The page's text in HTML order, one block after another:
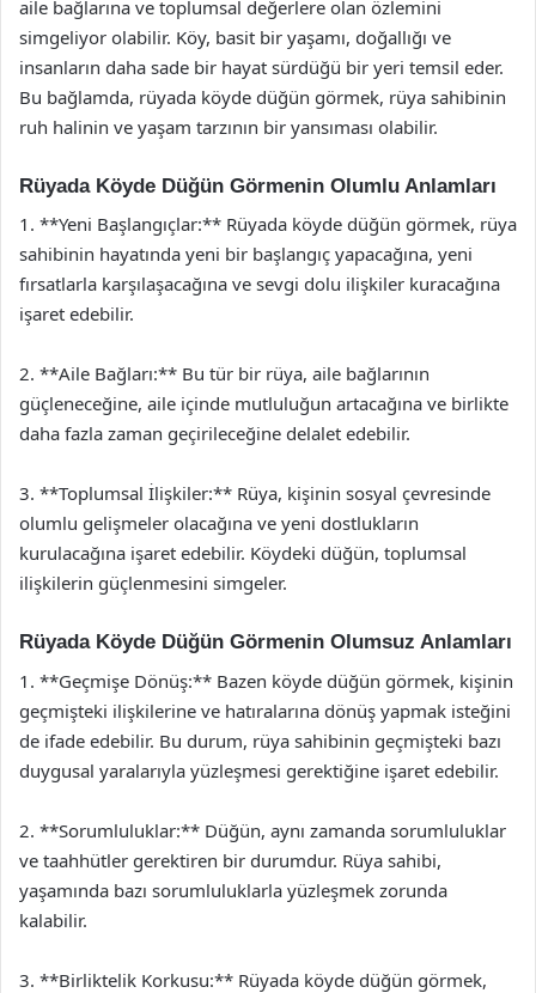
aile bağlarına ve toplumsal değerlere olan özlemini
simgeliyor olabilir. Köy, basit bir yaşamı, doğallığı ve
insanların daha sade bir hayat sürdüğü bir yeri temsil eder.
Bu bağlamda, rüyada köyde düğün görmek, rüya sahibinin
ruh halinin ve yaşam tarzının bir yansıması olabilir.
Rüyada Köyde Düğün Görmenin Olumlu Anlamları
1. **Yeni Başlangıçlar:** Rüyada köyde düğün görmek, rüya
sahibinin hayatında yeni bir başlangıç yapacağına, yeni
fırsatlarla karşılaşacağına ve sevgi dolu ilişkiler kuracağına
işaret edebilir.
2. **Aile Bağları:** Bu tür bir rüya, aile bağlarının
güçleneceğine, aile içinde mutluluğun artacağına ve birlikte
daha fazla zaman geçirileceğine delalet edebilir.
3. **Toplumsal İlişkiler:** Rüya, kişinin sosyal çevresinde
olumlu gelişmeler olacağına ve yeni dostlukların
kurulacağına işaret edebilir. Köydeki düğün, toplumsal
ilişkilerin güçlenmesini simgeler.
Rüyada Köyde Düğün Görmenin Olumsuz Anlamları
1. **Geçmişe Dönüş:** Bazen köyde düğün görmek, kişinin
geçmişteki ilişkilerine ve hatıralarına dönüş yapmak isteğini
de ifade edebilir. Bu durum, rüya sahibinin geçmişteki bazı
duygusal yaralarıyla yüzleşmesi gerektiğine işaret edebilir.
2. **Sorumluluklar:** Düğün, aynı zamanda sorumluluklar
ve taahhütler gerektiren bir durumdur. Rüya sahibi,
yaşamında bazı sorumluluklarla yüzleşmek zorunda
kalabilir.
3. **Birliktelik Korkusu:** Rüyada köyde düğün görmek,